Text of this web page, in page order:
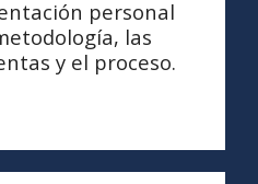
personal
las
y el proceso.